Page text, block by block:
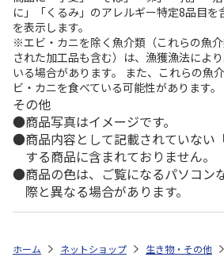
に」「くるみ」のアレルギー特定8品目を
を表示します。
※エビ・カニを除く魚介類（これらの魚
された加工品も含む）は、漁獲漁法によ
いる場合があります。 また、これらの魚
ビ・カニを食べている可能性があります。
その他
商品写真はイメージです。
商品内容として記載されていない
する商品に含まれておりません。
商品の色は、ご覧になるパソコン
際と異なる場合があります。
ホーム ネットショップ 生き物・その他